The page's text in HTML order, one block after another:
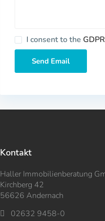
I consent to the
Kontakt
Haller Immobilienberatung
Kirchberg 42
56626 Andernach
02632 9458-0